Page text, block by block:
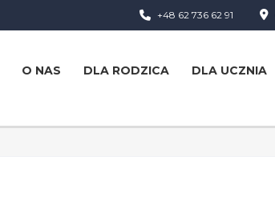
+48 62 736 62 91
O NAS DLA RODZICA DLA UCZNIA